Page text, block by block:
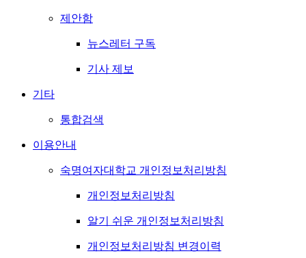
제안함
뉴스레터 구독
기사 제보
기타
통합검색
이용안내
숙명여자대학교 개인정보처리방침
개인정보처리방침
알기 쉬운 개인정보처리방침
개인정보처리방침 변경이력